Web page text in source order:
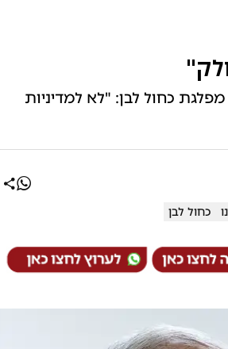
כחול לבן: "לא למדיניות
כחול לבן